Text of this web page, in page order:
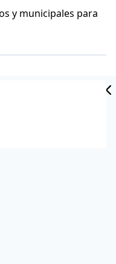
y municipales para